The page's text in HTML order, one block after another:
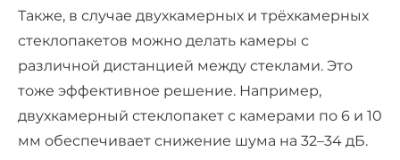
Также, в случае двухкамерных и трёхкамерных
стеклопакетов можно делать камеры с
различной дистанцией между стеклами. Это
тоже эффективное решение. Например,
двухкамерный стеклопакет с камерами по 6 и 10
мм обеспечивает снижение шума на 32–34 дБ.